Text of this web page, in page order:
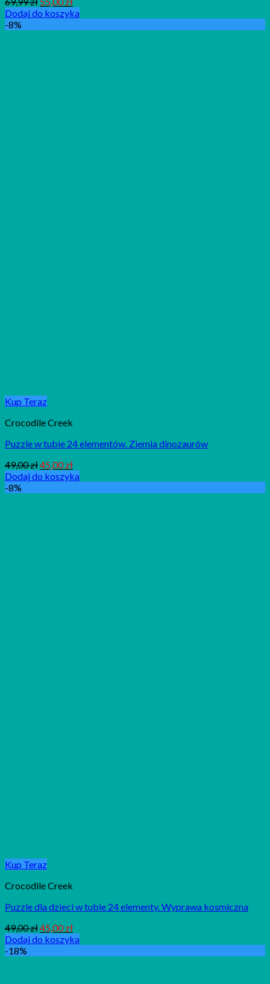
Dodaj do koszyka
-8%
Kup Teraz
Crocodile Creek
Puzzle w tubie 24 elementów. Ziemia dinozaurów
49,00zł45,00zł
Dodaj do koszyka
-8%
Kup Teraz
Crocodile Creek
Puzzle dla dzieci w tubie 24 elementy. Wyprawa kosmiczna
49,00zł45,00zł
Dodaj do koszyka
-18%